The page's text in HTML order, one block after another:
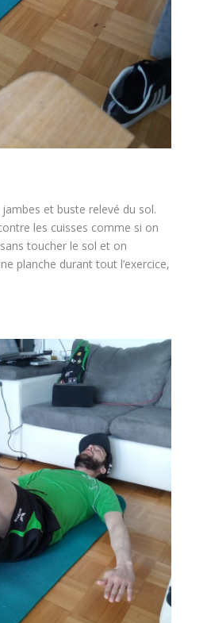
et buste relevé du sol.
les cuisses comme si on
toucher le sol et on
planche durant tout l’exercice,